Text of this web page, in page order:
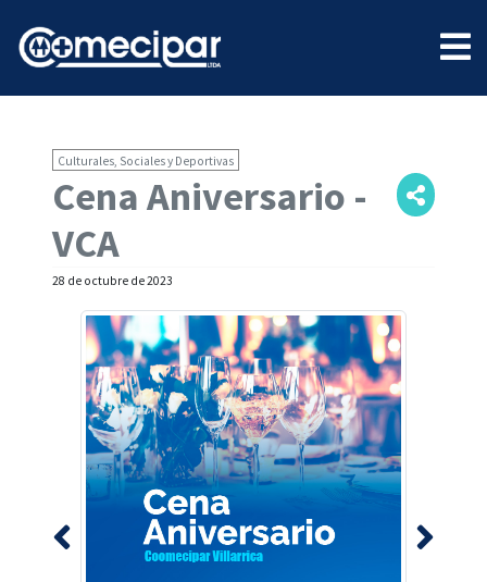
Culturales, Sociales y Deportivas
Cena Aniversario -
VCA
28 de octubre de 2023